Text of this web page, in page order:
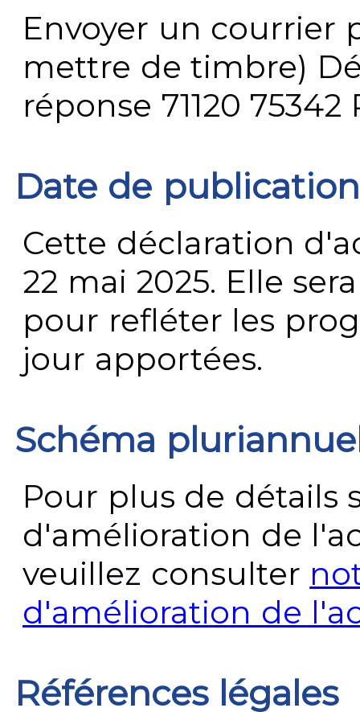
Envoyer un courrier
mettre de timbre)
réponse 71120 75342
Date de publication
Cette déclaration
22 mai 2025. Elle
pour refléter les
jour apportées.
Schéma
Pour plus de détails
d'amélioration de
veuillez consulter
d'amélioration de
Références légales